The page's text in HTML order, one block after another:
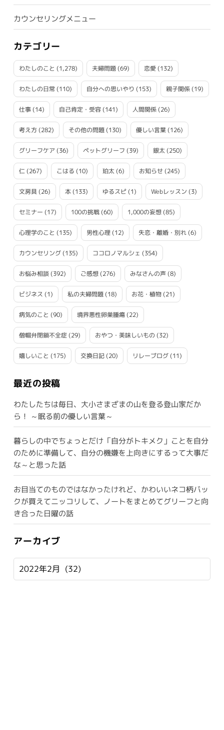
カウンセリングメニュー
カテゴリー
わたしのこと (1,278) 夫婦問題(69) 恋愛 (132)
わたしの日常(110) 自分への思いやり (153) 親子関係(19)
仕事(14) 自己肯定・受容(141) 人間関係(26)
考え方(282) その他の問題(130) 優しい言葉(126)
グリーフケア (36) ペットグリーフ (39) 銀太 (250)
仁(267) こはる (10) 珀太 (6) お知らせ (245)
文房具(26) 本(133) ゆるスピ(1) Webレッスン (3)
セミナー (17) 100の挑戦(60) 1,000の妄想(85)
心理学のこと (135) 男性心理(12) 失恋・離婚・別れ(6)
カウンセリング(135) ココロノマルシェ (354)
お悩み相談(392) ご感想(276) みなさんの声(8)
ビジネス (1) 私の夫婦問題(18) お花・植物(21)
病気のこと (90) 境界悪性卵巣腫瘍(22)
僧帽弁閉鎖不全症(29) おやつ・美味しいもの (32)
嬉しいこと (175) 交換日記(20) リレーブログ(11)
最近の投稿
わたしたちは毎日、大小さまざまの山を登る登山家だか
ら！ ～眠る前の優しい言葉～
暮らしの中でちょっとだけ「自分がトキメク」ことを自分
のために準備して、自分の機嫌を上向きにするって大事だ
な～と思った話
お目当てのものではなかったけれど、かわいいネコ柄バッ
クが買えてニッコリして、ノートをまとめてグリーフと向
き合った日曜の話
アーカイブ